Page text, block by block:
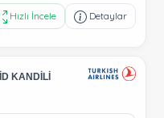
Hızlı İncele Detaylar
KANDİLİ